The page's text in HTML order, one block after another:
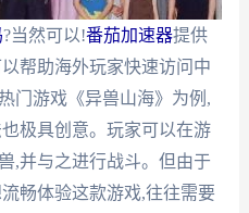
?当然可以!番茄加速器提供
帮助海外玩家快速访问中
门游戏《异兽山海》为例,
极具创意。玩家可以在游
,并与之进行战斗。但由于
畅体验这款游戏,往往需要